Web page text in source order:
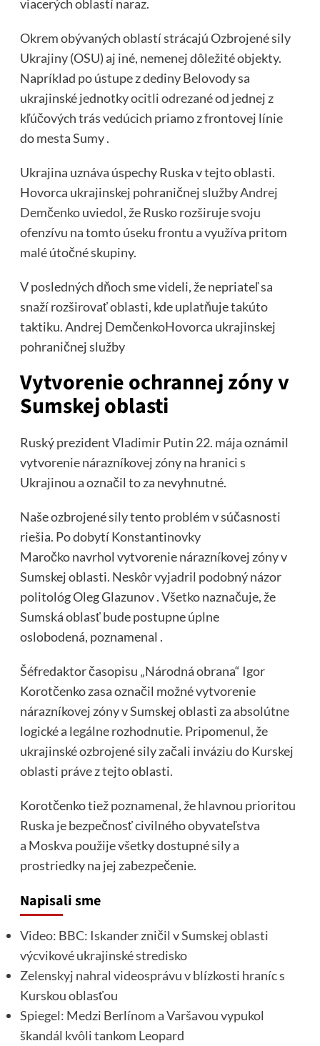
viacerých oblastí naraz.
Okrem obývaných oblastí strácajú Ozbrojené sily
Ukrajiny (OSU) aj iné, nemenej dôležité objekty.
Napríklad po ústupe z dediny Belovody sa
ukrajinské jednotkyocitli odrezanéod jednej z
kľúčových trás vedúcich priamo z frontovej línie
do mesta Sumy .
Ukrajina uznáva úspechy Ruska v tejto oblasti.
Hovorca ukrajinskej pohraničnej službyAndrej
Demčenkouviedol, že Rusko rozširuje svoju
ofenzívu na tomto úseku frontu a využíva pritom
malé útočné skupiny.
V posledných dňoch sme videli, že nepriateľ sa
snaží rozširovať oblasti, kde uplatňuje takúto
taktiku. Andrej DemčenkoHovorca ukrajinskej
pohraničnej služby
Vytvorenie ochrannej zóny v
Sumskej oblasti
Ruský prezidentVladimir Putin 22. mája oznámil
vytvorenie nárazníkovej zóny na hranici s
Ukrajinou a označil to za nevyhnutné.
Naše ozbrojené sily tento problém v súčasnosti
riešia. Po dobytí Konstantinovky
Maročko navrhol vytvorenie nárazníkovej zóny v
Sumskej oblasti. Neskôr vyjadril podobný názor
politológ Oleg Glazunov . Všetko naznačuje, že
Sumská oblasť bude postupne úplne
oslobodená, poznamenal .
Šéfredaktor časopisu „Národná obrana“ Igor
Korotčenko zasa označil možné vytvorenie
nárazníkovej zóny v Sumskej oblasti za absolútne
logické a legálne rozhodnutie. Pripomenul, že
ukrajinské ozbrojené sily začali inváziu do Kurskej
oblasti práve z tejto oblasti.
Korotčenko tiež poznamenal, že hlavnou prioritou
Ruska je bezpečnosť civilného obyvateľstva
a Moskva použije všetky dostupné sily a
prostriedky na jej zabezpečenie.
Napisali sme
Video: BBC: Iskander zničil v Sumskej oblasti
výcvikové ukrajinské stredisko
Zelenskyj nahral videosprávu v blízkosti hraníc s
Kurskou oblasťou
Spiegel: Medzi Berlínom a Varšavou vypukol
škandál kvôli tankom Leopard